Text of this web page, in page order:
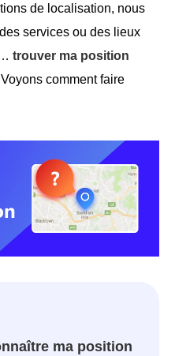
de localisation, nous
services ou des lieux
trouver ma position
comment faire
ma position